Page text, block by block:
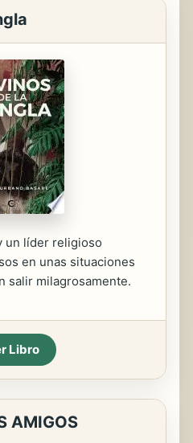
un líder religioso
en unas situaciones
salir milagrosamente.
Libro
AMIGOS